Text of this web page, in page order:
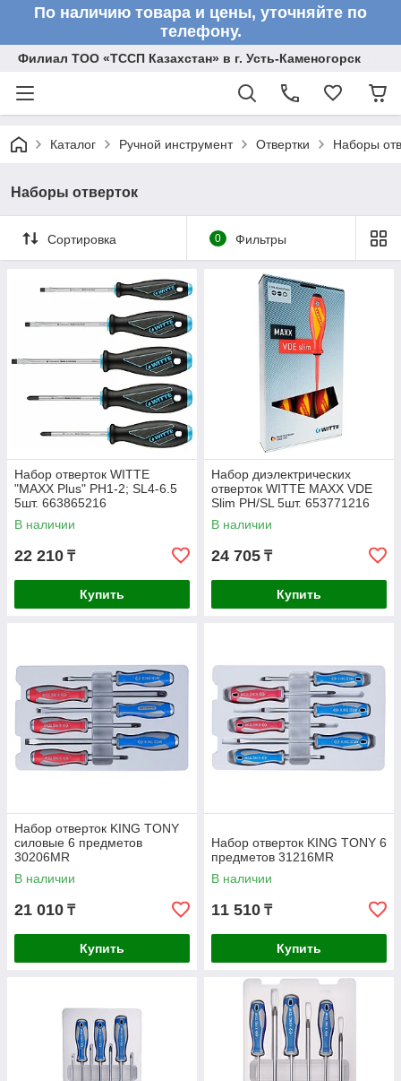
По наличию товара и цены, уточняйте по
телефону.
Филиал ТОО «ТССП Казахстан» в г. Усть-Каменогорск
Каталог Ручной инструмент Отвертки Наборы
Наборы отверток
Сортировка 0 Фильтры
Набор отверток WITTE
"MAXX Plus" PH1-2; SL4-6.5
5шт. 663865216
В наличии
22 210 ₸
Купить
Набор диэлектрических
отверток WITTE MAXX VDE
Slim PH/SL 5шт. 653771216
В наличии
24 705 ₸
Купить
Набор отверток KING TONY
силовые 6 предметов
30206MR
В наличии
21 010 ₸
Купить
Набор отверток KING TONY 6
предметов 31216MR
В наличии
11 510 ₸
Купить